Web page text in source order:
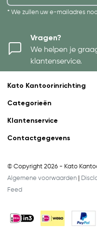
* We zullen uw e-mailadres
Vragen?
We helpen je
klantenservice.
Kato Kantoorinrichting
Categorieën
Klantenservice
Contactgegevens
© Copyright 2026 - Kato
Algemene voorwaarden
Feed